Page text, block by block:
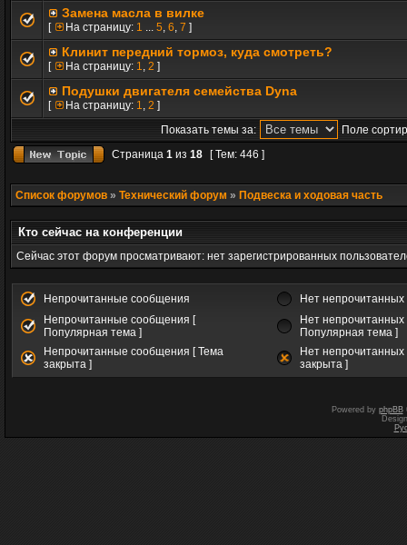
Замена масла в вилке
[ На страницу: 1 ... 5, 6, 7 ]
Клинит передний тормоз, куда смотреть?
[ На страницу: 1, 2 ]
Подушки двигателя семейства Dyna
[ На страницу: 1, 2 ]
Показать темы за:
Поле
Страница 1 из 18 [ Тем: 446 ]
Список форумов » Технический форум » Подвеска и ходовая часть
Кто сейчас на конференции
Сейчас этот форум просматривают: нет зарегистрированных
Непрочитанные сообщения
Нет
Непрочитанные сообщения [
Популярная тема ]
Нет
Популярная тема ]
Непрочитанные сообщения [ Тема
закрыта ]
Нет
закрыта ]
Powered by phpBB